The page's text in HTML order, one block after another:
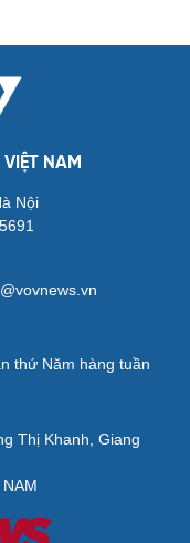
NAM
Nội
thứ Năm hàng tuần
Thị Khanh, Giang